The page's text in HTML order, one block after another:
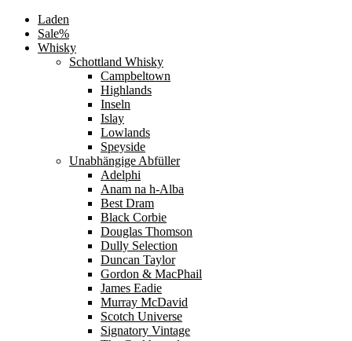
Laden
Sale%
Whisky
Schottland Whisky
Campbeltown
Highlands
Inseln
Islay
Lowlands
Speyside
Unabhängige Abfüller
Adelphi
Anam na h-Alba
Best Dram
Black Corbie
Douglas Thomson
Dully Selection
Duncan Taylor
Gordon & MacPhail
James Eadie
Murray McDavid
Scotch Universe
Signatory Vintage